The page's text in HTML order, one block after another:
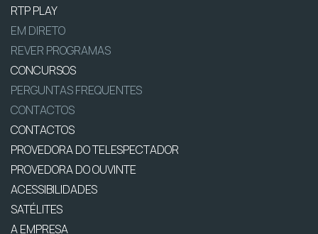
RTP PLAY
EM DIRETO
REVER PROGRAMAS
CONCURSOS
PERGUNTAS FREQUENTES
CONTACTOS
CONTACTOS
PROVEDORA DO TELESPECTADOR
PROVEDORA DO OUVINTE
ACESSIBILIDADES
SATÉLITES
A EMPRESA